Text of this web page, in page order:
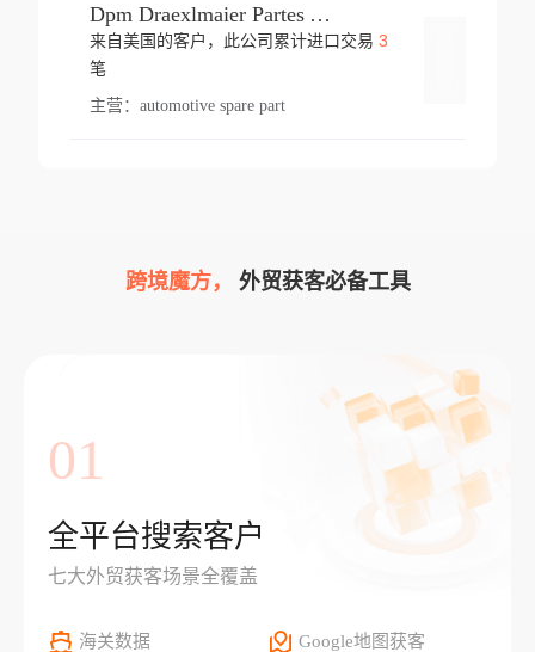
Dpm Draexlmaier Partes Automotrices Corr Ind Huejotzingo
来自美国的客户，此公司累计进口交易 3
笔
主营： automotive spare part
跨境魔方， 外贸获客必备工具
01
全平台搜索客户
七大外贸获客场景全覆盖
海关数据 Google地图获客